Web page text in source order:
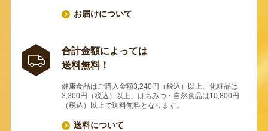
お届けについて
合計金額によっては
送料無料！
健康食品はご購入金額3,240円（税込）以上、化粧品は
3,300円（税込）以上、はちみつ・自然食品は10,800円
（税込）以上で送料無料となります。
送料について